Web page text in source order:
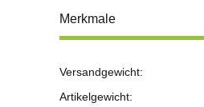
Merkmale
Versandgewicht:
Artikelgewicht: